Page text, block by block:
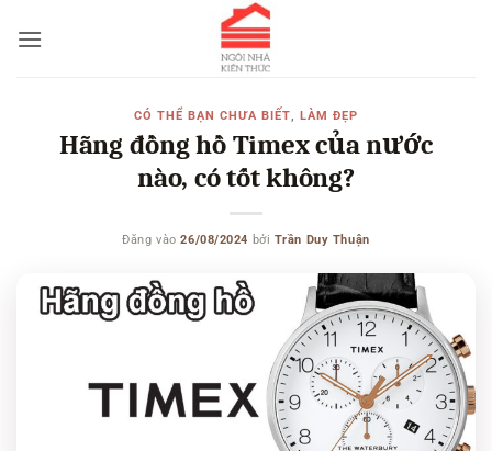
qua
CÓ THỂ BẠN CHƯA BIẾT, LÀM ĐẸP
Hãng đồng hồ Timex của nước
nào, có tốt không?
Đăng vào26/08/2024 bởi Trần Duy Thuận